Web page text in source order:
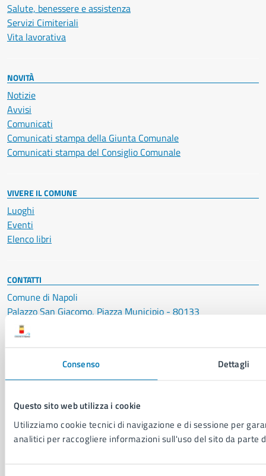
Consenso Dettagli
Questo sito web utilizza i cookie
Utilizziamo cookie tecnici di navigazione e di sessione per
analitici per raccogliere informazioni sull'uso del sito da parte
Salute, benessere e assistenza
Servizi Cimiteriali
Vita lavorativa
NOVITÀ
Notizie
Avvisi
Comunicati
Comunicati stampa della Giunta Comunale
Comunicati stampa del Consiglio Comunale
VIVERE IL COMUNE
Luoghi
Eventi
Elenco libri
CONTATTI
Comune di Napoli
Palazzo San Giacomo, Piazza Municipio - 80133
P. IVA: 01207650639
LEI: 8156007FF4DEB97ABA09
PEC:urp@pec.comune.napoli.it
Centralino unico:0817951111
Leggi le FAQ